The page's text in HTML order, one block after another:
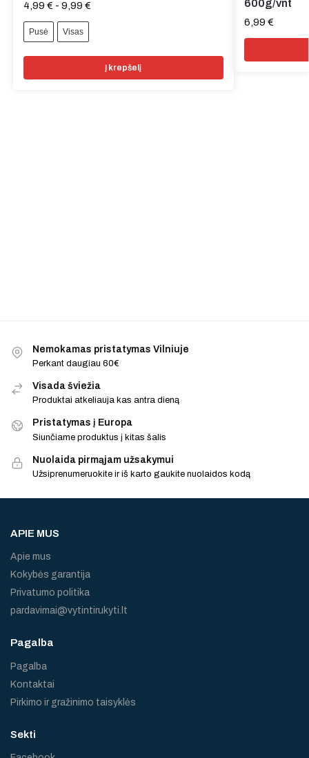
4,99 € - 9,99 €
Pusė Visas
Į krepšelį
600g/vnt
6,99 €
Nemokamas pristatymas Vilniuje
Perkant daugiau 60€
Visada šviežia
Produktai atkeliauja kas antra dieną
Pristatymas į Europa
Siunčiame produktus į kitas šalis
Nuolaida pirmąjam užsakymui
Užsiprenumeruokite ir iš karto gaukite nuolaidos kodą
APIE MUS
Apie mus
Kokybės garantija
Privatumo politika
pardavimai@vytintirukyti.lt
Pagalba
Pagalba
Kontaktai
Pirkimo ir gražinimo taisyklės
Sekti